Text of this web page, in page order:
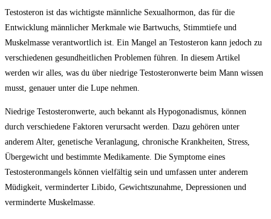
Testosteron ist das wichtigste männliche Sexualhormon, das für die
Entwicklung männlicher Merkmale wie Bartwuchs, Stimmtiefe und
Muskelmasse verantwortlich ist. Ein Mangel an Testosteron kann jedoch zu
verschiedenen gesundheitlichen Problemen führen. In diesem Artikel
werden wir alles, was du über niedrige Testosteronwerte beim Mann wissen
musst, genauer unter die Lupe nehmen.
Niedrige Testosteronwerte, auch bekannt als Hypogonadismus, können
durch verschiedene Faktoren verursacht werden. Dazu gehören unter
anderem Alter, genetische Veranlagung, chronische Krankheiten, Stress,
Übergewicht und bestimmte Medikamente. Die Symptome eines
Testosteronmangels können vielfältig sein und umfassen unter anderem
Müdigkeit, verminderter Libido, Gewichtszunahme, Depressionen und
verminderte Muskelmasse.